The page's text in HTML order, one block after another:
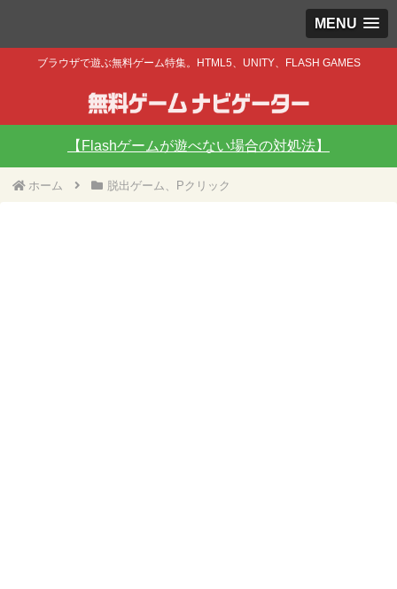
MENU
ブラウザで遊ぶ無料ゲーム特集。HTML5、UNITY、FLASH GAMES
【Flashゲームが遊べない場合の対処法】
ホーム 脱出ゲーム、Pクリック